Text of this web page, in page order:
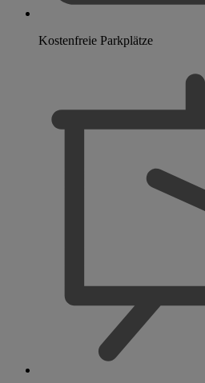
Kostenfreie Parkplätze